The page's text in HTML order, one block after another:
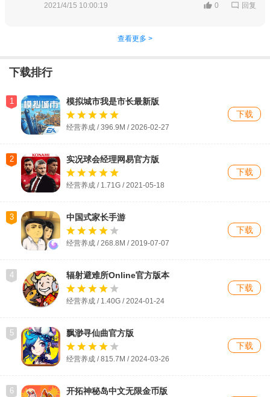
2021/4/15 10:00:19 0 回复
查看更多 >
下载排行
1 模拟城市我是市长最新版
经营养成 / 396.9M / 2026-02-27
下载
2 实况球会经理网易官方版
经营养成 / 1.71G / 2021-05-18
下载
3 中国式家长手游
经营养成 / 268.8M / 2019-07-07
下载
4 辐射避难所Online官方版本
经营养成 / 1.40G / 2024-01-24
下载
5 飘渺寻仙曲官方版
经营养成 / 815.7M / 2024-03-26
下载
6 开拓神秘岛中文无限金币版